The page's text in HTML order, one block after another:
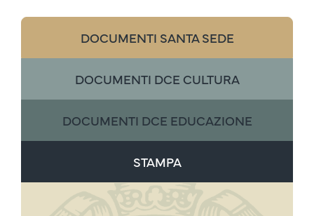
DOCUMENTI SANTA SEDE
DOCUMENTI DCE CULTURA
DOCUMENTI DCE EDUCAZIONE
STAMPA